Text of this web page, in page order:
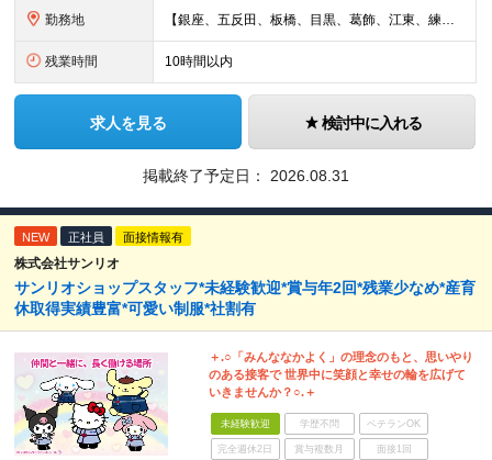
勤務地 【銀座、五反田、板橋、目黒、葛飾、江東、練馬、足立】のいずれかの拠点 ※転勤なし／駅チカで通勤◎ ※マイカー通勤OK（当社規程あり） ■銀座営業所 東京都中央区銀座8-3-10 トミタビル4F ■
残業時間 10時間以内
求人を見る 検討中に入れる
掲載終了予定日： 2026.08.31
NEW 正社員 面接情報有
株式会社サンリオ
サンリオショップスタッフ*未経験歓迎*賞与年2回*残業少なめ*産育
休取得実績豊富*可愛い制服*社割有
＋.○「みんななかよく」の理念のもと、思いやり
のある接客で 世界中に笑顔と幸せの輪を広げて
いきませんか？○.＋
未経験歓迎 学歴不問 ベテランOK
完全週休2日 賞与複数月 面接1回